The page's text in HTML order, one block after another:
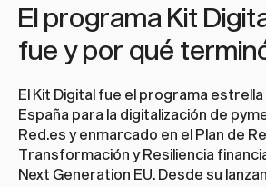
El programa Kit
fue y por qué
El Kit Digital fue el programa
España para la digitalización de
Red.es y enmarcado en el Plan de
Transformación y Resiliencia
Next Generation EU. Desde su